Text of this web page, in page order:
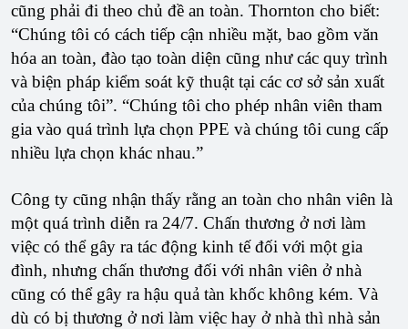
cũng phải đi theo chủ đề an toàn. Thornton cho biết:
“Chúng tôi có cách tiếp cận nhiều mặt, bao gồm văn
hóa an toàn, đào tạo toàn diện cũng như các quy trình
và biện pháp kiểm soát kỹ thuật tại các cơ sở sản xuất
của chúng tôi”. “Chúng tôi cho phép nhân viên tham
gia vào quá trình lựa chọn PPE và chúng tôi cung cấp
nhiều lựa chọn khác nhau.”
Công ty cũng nhận thấy rằng an toàn cho nhân viên là
một quá trình diễn ra 24/7. Chấn thương ở nơi làm
việc có thể gây ra tác động kinh tế đối với một gia
đình, nhưng chấn thương đối với nhân viên ở nhà
cũng có thể gây ra hậu quả tàn khốc không kém. Và
dù có bị thương ở nơi làm việc hay ở nhà thì nhà sản